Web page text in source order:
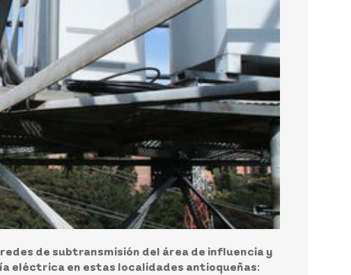
de subtransmisión del área de influencia y
eléctrica en estas localidades antioqueñas: